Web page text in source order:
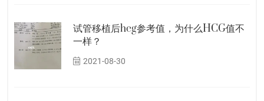
试管移植后hcg参考值，为什么HCG值不
一样？
2021-08-30